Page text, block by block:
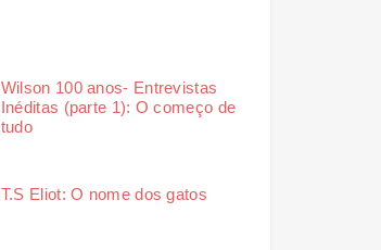
Wilson 100 anos- Entrevistas
Inéditas (parte 1): O começo de
tudo
T.S Eliot: O nome dos gatos